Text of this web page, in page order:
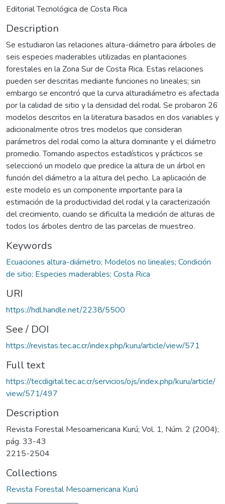
Editorial Tecnológica de Costa Rica
Description
Se estudiaron las relaciones altura-diámetro para árboles de
seis especies maderables utilizadas en plantaciones
forestales en la Zona Sur de Costa Rica. Estas relaciones
pueden ser descritas mediante funciones no lineales; sin
embargo se encontró que la curva alturadiámetro es afectada
por la calidad de sitio y la densidad del rodal. Se probaron 26
modelos descritos en la literatura basados en dos variables y
adicionalmente otros tres modelos que consideran
parámetros del rodal como la altura dominante y el diámetro
promedio. Tomando aspectos estadísticos y prácticos se
seleccionó un modelo que predice la altura de un árbol en
función del diámetro a la altura del pecho. La aplicación de
este modelo es un componente importante para la
estimación de la productividad del rodal y la caracterización
del crecimiento, cuando se dificulta la medición de alturas de
todos los árboles dentro de las parcelas de muestreo.
Keywords
Ecuaciones altura-diámetro; Modelos no lineales; Condición
de sitio; Especies maderables; Costa Rica
URI
https://hdl.handle.net/2238/5500
See / DOI
https://revistas.tec.ac.cr/index.php/kuru/article/view/571
Full text
https://tecdigital.tec.ac.cr/servicios/ojs/index.php/kuru/article/
view/571/497
Description
Revista Forestal Mesoamericana Kurú; Vol. 1, Núm. 2 (2004);
pág. 33-43
2215-2504
Collections
Revista Forestal Mesoamericana Kurú